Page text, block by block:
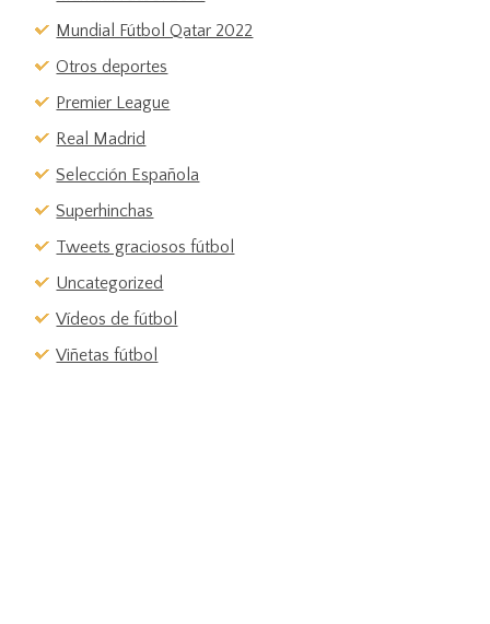
Mundial Fútbol Qatar 2022
Otros deportes
Premier League
Real Madrid
Selección Española
Superhinchas
Tweets graciosos fútbol
Uncategorized
Vídeos de fútbol
Viñetas fútbol